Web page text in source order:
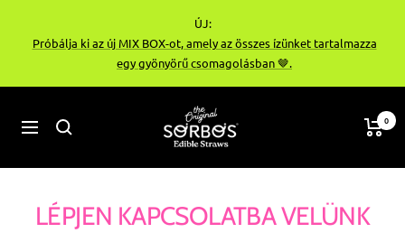
tartalomhoz
ÚJ:
Próbálja ki az új MIX BOX-ot, amely az összes ízünket tartalmazza
egy gyönyörű csomagolásban 🤎.
Navigáció
0
LÉPJEN KAPCSOLATBA VELÜNK